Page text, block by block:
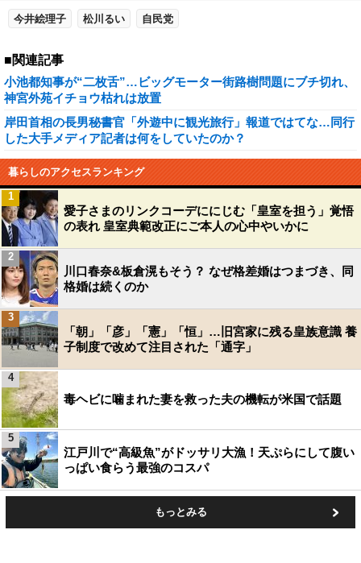
今井絵理子 松川るい 自民党
■関連記事
小池都知事が“二枚舌”…ビッグモーター街路樹問題にブチ切れ、
神宮外苑イチョウ枯れは放置
岸田首相の長男秘書官「外遊中に観光旅行」報道ではてな…同行
した大手メディア記者は何をしていたのか？
暮らしのアクセスランキング
愛子さまのリンクコーデににじむ「皇室を担う」覚悟
の表れ 皇室典範改正にご本人の心中やいかに
1
川口春奈&板倉滉もそう？ なぜ格差婚はつまづき、同
格婚は続くのか
2
「朝」「彦」「憲」「恒」…旧宮家に残る皇族意識 養
子制度で改めて注目された「通字」
3
毒ヘビに噛まれた妻を救った夫の機転が米国で話題
4
江戸川で“高級魚”がドッサリ大漁！天ぷらにして腹い
っぱい食らう最強のコスパ
5
もっとみる